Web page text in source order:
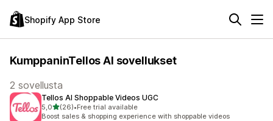
Shopify App Store
KumppaninTellos AI sovellukset
2 sovellusta
Tellos AI Shoppable Videos UGC
5,0/ 5 tähteä
(26)
26 arvostelua yhteensä
•Free trial available
Boost sales & shopping experience with shoppable videos